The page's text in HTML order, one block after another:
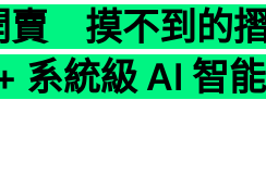
摸不到的
系統級 AI 智能